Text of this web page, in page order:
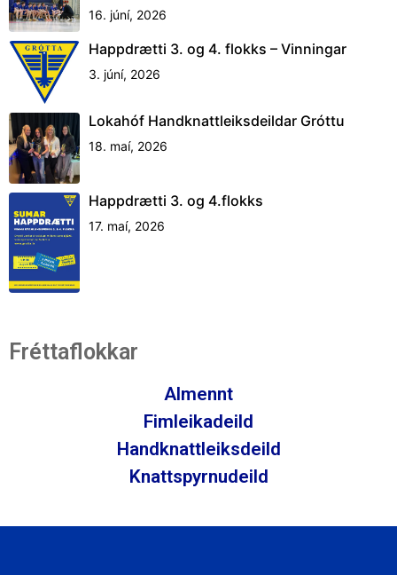
16. júní, 2026
Happdrætti 3. og 4. flokks – Vinningar
3. júní, 2026
Lokahóf Handknattleiksdeildar Gróttu
18. maí, 2026
Happdrætti 3. og 4.flokks
17. maí, 2026
Fréttaflokkar
Almennt
Fimleikadeild
Handknattleiksdeild
Knattspyrnudeild